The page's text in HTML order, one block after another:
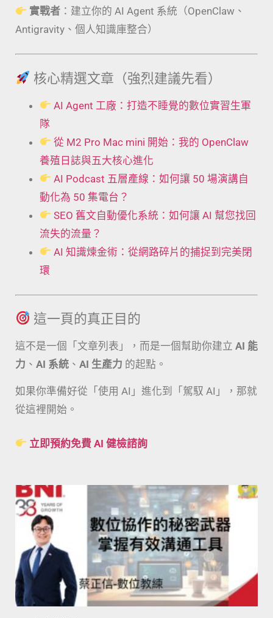
實戰者 ：建立你的 AI Agent 系統（OpenClaw、
Antigravity、個人知識庫整合）
核心精選文章（強烈建議先看）
AI Agent 工廠：打造不睡覺的數位實習生軍
隊
從 M2 Pro Mac mini 開始：我的 OpenClaw
養殖日誌與五大核心進化
AI Podcast 五層產線：如何讓 50 場演講自
動化為 50 集電台？
SEO 舊文自動優化系統：如何讓 AI 幫您找回
流失的流量？
AI 知識煉金術：從網路碎片的捕捉到完美閉
環
這一頁的真正目的
這不是一個「文章列表」，而是一個幫助你建立 AI 能
力 、 AI 系統 、 AI 生產力 的起點。
如果你準備好從「使用 AI」進化到「駕馭 AI」，那就
從這裡開始。
立即預約免費 AI 健檢諮詢